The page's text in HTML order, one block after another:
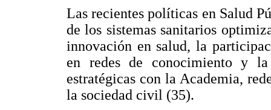
Las recientes políticas en Salud
de los sistemas sanitarios
innovación en salud, la
en redes de conocimiento y
estratégicas con la Academia,
la sociedad civil (35).